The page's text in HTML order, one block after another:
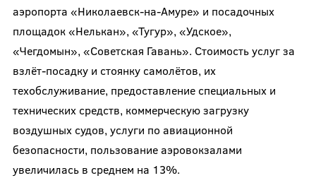
аэропорта «Николаевск-на-Амуре» и посадочных
площадок «Нелькан», «Тугур», «Удское»,
«Чегдомын», «Советская Гавань». Стоимость услуг за
взлёт-посадку и стоянку самолётов, их
техобслуживание, предоставление специальных и
технических средств, коммерческую загрузку
воздушных судов, услуги по авиационной
безопасности, пользование аэровокзалами
увеличилась в среднем на 13%.